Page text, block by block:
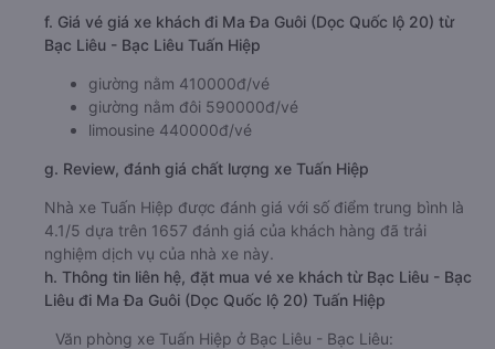
f. Giá vé giá xe khách đi Ma Đa Guôi (Dọc Quốc lộ 20) từ
Bạc Liêu - Bạc Liêu Tuấn Hiệp
giường nằm 410000đ/vé
giường nằm đôi 590000đ/vé
limousine 440000đ/vé
g. Review, đánh giá chất lượng xe Tuấn Hiệp
Nhà xe Tuấn Hiệp được đánh giá với số điểm trung bình là
4.1/5 dựa trên 1657 đánh giá của khách hàng đã trải
nghiệm dịch vụ của nhà xe này.
h. Thông tin liên hệ, đặt mua vé xe khách từ Bạc Liêu - Bạc
Liêu đi Ma Đa Guôi (Dọc Quốc lộ 20) Tuấn Hiệp
Văn phòng xe Tuấn Hiệp ở Bạc Liêu - Bạc Liêu: